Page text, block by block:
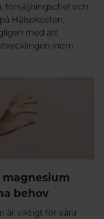
försäljningschef och
Hälsokosten,
med att
inom
– sex tydliga
formar
i Sverige
behov
är viktigt för våra